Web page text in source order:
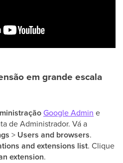
em grande escala
Google Admin e
de Administrador. Vá a
> Users and browsers.
and extensions list. Clique
extension.